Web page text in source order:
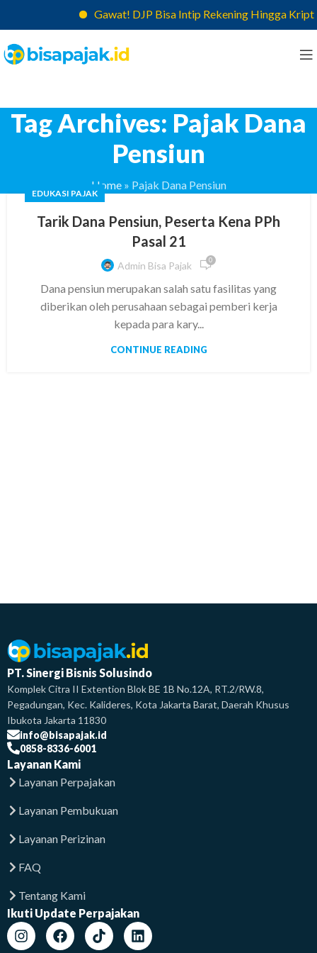
Gawat! DJP Bisa Intip Rekening Hingga
Tag Archives: Pajak Dana
Pensiun
Home» Pajak Dana Pensiun
EDUKASI PAJAK
Tarik Dana Pensiun, Peserta Kena PPh
Pasal 21
Admin Bisa Pajak 0
Dana pensiun merupakan salah satu fasilitas yang
diberikan oleh perusahaan sebagai pemberi kerja
kepada para kary...
CONTINUE READING
PT. Sinergi Bisnis Solusindo
Komplek Citra II Extention Blok BE 1B No.12A, RT.2/RW.8,
Pegadungan, Kec. Kalideres, Kota Jakarta Barat, Daerah Khusus
Ibukota Jakarta 11830
info@bisapajak.id
0858-8336-6001
Layanan Kami
Layanan Perpajakan
Layanan Pembukuan
Layanan Perizinan
FAQ
Tentang Kami
Ikuti Update Perpajakan